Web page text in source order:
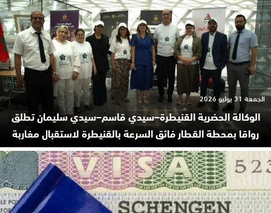
الوكالة الحضرية القنيطرة–سيدي قاسم–سيدي سليمان تطلق
رواقا بمحطة القطار فائق السرعة بالقنيطرة لاستقبال مغاربة
الجمعة 31 يوليو 2026